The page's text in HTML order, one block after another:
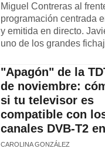
Miguel Contreras al
programación centrada
y emitida en directo.
uno de los grandes
"Apagón" de la
de noviembre:
si tu televisor es
compatible con
canales DVB-T2
CAROLINA GONZÁLEZ